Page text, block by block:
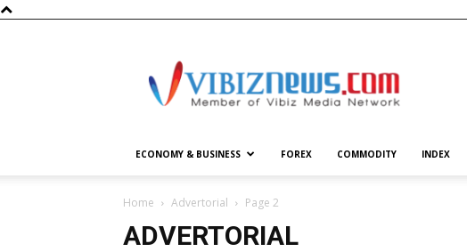
ECONOMY & BUSINESS FOREX COMMODITY INDEX
Home Advertorial Page 2
ADVERTORIAL